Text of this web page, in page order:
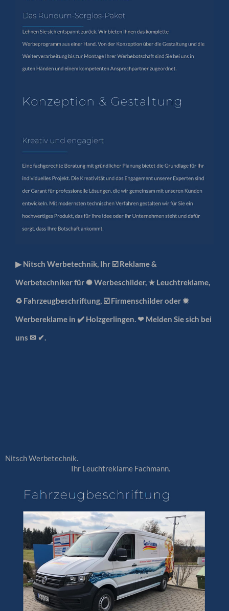
▶︎ Nitsch Werbetechnik, Ihr ☑️ Reklame &
Werbetechniker für ✺ Werbeschilder, ★ Leuchtreklame,
♻ Fahrzeugbeschriftung, ☑️ Firmenschilder oder ✹
Werbereklame in ✔️ Holzgerlingen. ❤ Melden Sie sich bei
uns ✉ ✔.
Nitsch Werbetechnik.
Ihr Leuchtreklame Fachmann.